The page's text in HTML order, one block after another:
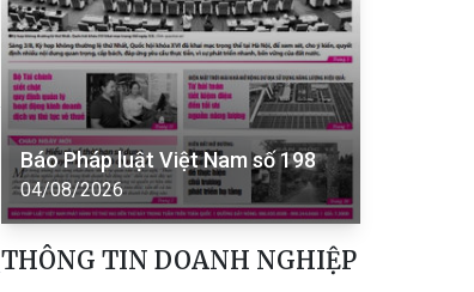
Báo Pháp luật Việt Nam số 198
04/08/2026
THÔNG TIN DOANH NGHIỆP